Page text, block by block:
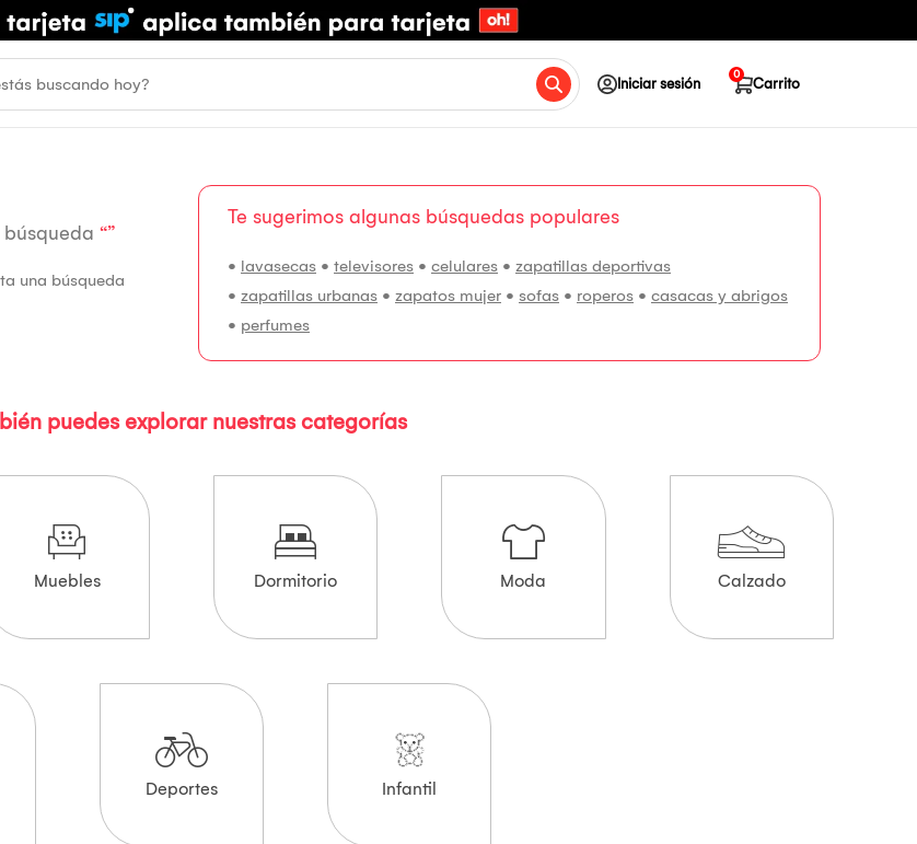
Iniciar sesión Carrito
0
“”
una búsqueda
Te sugerimos algunas búsquedas populares
• lavasecas • televisores • celulares • zapatillas deportivas
• zapatillas urbanas • zapatos mujer • sofas • roperos • casacas y abrigos
• perfumes
puedes explorar nuestras categorías
Muebles Dormitorio Moda Calzado
Deportes Infantil